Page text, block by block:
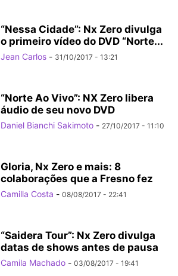
“Nessa Cidade”: Nx Zero divulga
o primeiro vídeo do DVD “Norte...
Jean Carlos - 31/10/2017 - 13:21
“Norte Ao Vivo”: NX Zero libera
áudio de seu novo DVD
Daniel Bianchi Sakimoto - 27/10/2017 - 11:10
Gloria, Nx Zero e mais: 8
colaborações que a Fresno fez
Camilla Costa - 08/08/2017 - 22:41
“Saidera Tour”: Nx Zero divulga
datas de shows antes de pausa
Camila Machado - 03/08/2017 - 19:41